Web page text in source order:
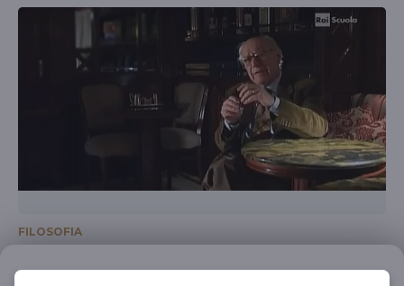
FILOSOFIA
nascita della filosofia